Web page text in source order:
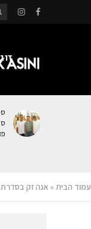
עמוד הבית » אנה זק בסדרת